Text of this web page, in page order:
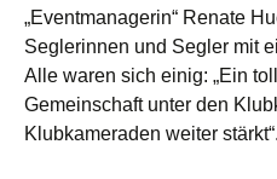
„Eventmanagerin“ Renate
Seglerinnen und Segler mit
Alle waren sich einig: „Ein
Gemeinschaft unter den
Klubkameraden weiter stärkt“.